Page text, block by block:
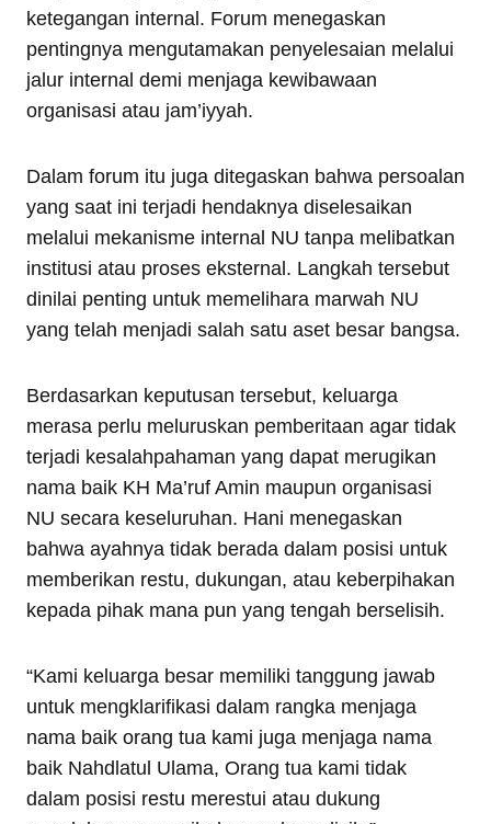
ketegangan internal. Forum menegaskan
pentingnya mengutamakan penyelesaian melalui
jalur internal demi menjaga kewibawaan
organisasi atau jam’iyyah.
Dalam forum itu juga ditegaskan bahwa persoalan
yang saat ini terjadi hendaknya diselesaikan
melalui mekanisme internal NU tanpa melibatkan
institusi atau proses eksternal. Langkah tersebut
dinilai penting untuk memelihara marwah NU
yang telah menjadi salah satu aset besar bangsa.
Berdasarkan keputusan tersebut, keluarga
merasa perlu meluruskan pemberitaan agar tidak
terjadi kesalahpahaman yang dapat merugikan
nama baik KH Ma’ruf Amin maupun organisasi
NU secara keseluruhan. Hani menegaskan
bahwa ayahnya tidak berada dalam posisi untuk
memberikan restu, dukungan, atau keberpihakan
kepada pihak mana pun yang tengah berselisih.
“Kami keluarga besar memiliki tanggung jawab
untuk mengklarifikasi dalam rangka menjaga
nama baik orang tua kami juga menjaga nama
baik Nahdlatul Ulama, Orang tua kami tidak
dalam posisi restu merestui atau dukung